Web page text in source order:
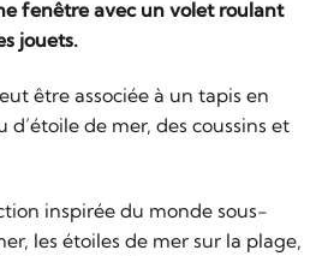
fenêtre avec un volet roulant
jouets.
être associée à un tapis en
de mer, des coussins et
inspirée du monde sous-
les étoiles de mer sur la plage,